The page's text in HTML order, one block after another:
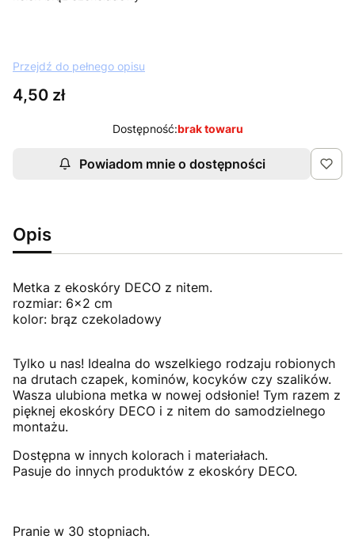
Przejdź do pełnego opisu
Cena
4,50 zł
Dostępność:brak towaru
Powiadom mnie o dostępności
Opis
Metka z ekoskóry DECO z nitem.
rozmiar: 6x2 cm
kolor: brąz czekoladowy
Tylko u nas! Idealna do wszelkiego rodzaju robionych
na drutach czapek, kominów, kocyków czy szalików.
Wasza ulubiona metka w nowej odsłonie! Tym razem z
pięknej ekoskóry DECO i z nitem do samodzielnego
montażu.
Dostępna w innych kolorach i materiałach.
Pasuje do innych produktów z ekoskóry DECO.
Pranie w 30 stopniach.